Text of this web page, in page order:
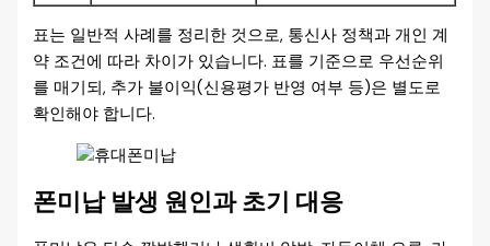
표는 일반적 사례를 정리한 것으로, 통신사 정책과 개인 계
약 조건에 따라 차이가 있습니다. 표를 기준으로 우선순위
를 매기되, 추가 불이익(신용평가 반영 여부 등)은 별도로
확인해야 합니다.
폰미납 발생 원인과 초기 대응